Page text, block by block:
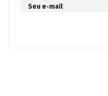
Seu e-mail